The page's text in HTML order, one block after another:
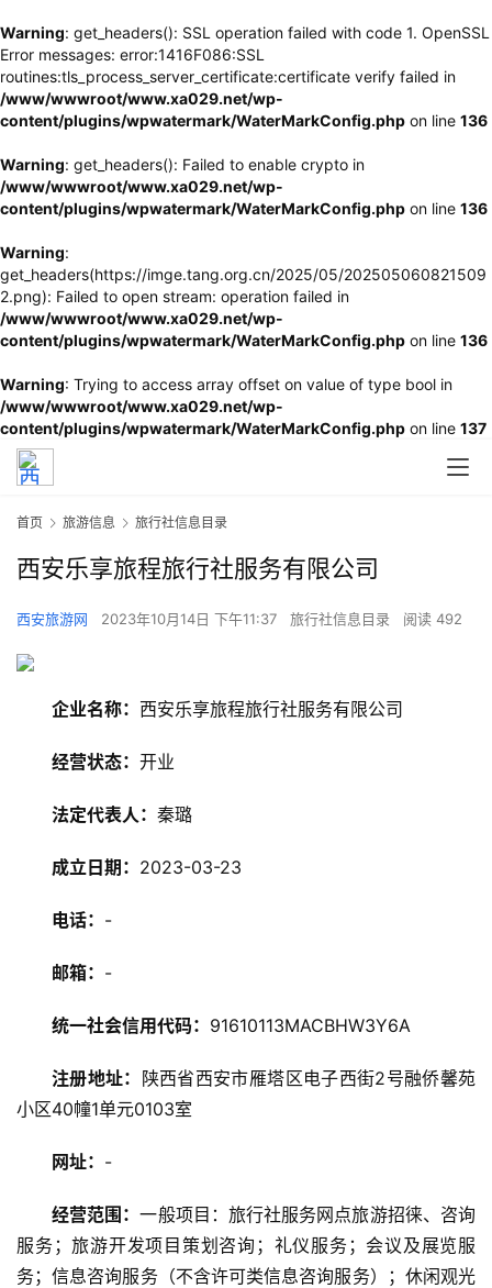
Warning: get_headers(): SSL operation failed with code 1. OpenSSL
Error messages: error:1416F086:SSL
routines:tls_process_server_certificate:certificate verify failed in
/www/wwwroot/www.xa029.net/wp-
content/plugins/wpwatermark/WaterMarkConfig.php on line 136
Warning: get_headers(): Failed to enable crypto in
/www/wwwroot/www.xa029.net/wp-
content/plugins/wpwatermark/WaterMarkConfig.php on line 136
Warning:
get_headers(https://imge.tang.org.cn/2025/05/202505060821509
2.png): Failed to open stream: operation failed in
/www/wwwroot/www.xa029.net/wp-
content/plugins/wpwatermark/WaterMarkConfig.php on line 136
Warning: Trying to access array offset on value of type bool in
/www/wwwroot/www.xa029.net/wp-
content/plugins/wpwatermark/WaterMarkConfig.php on line 137
讯
略
首页 旅游信息 旅行社信息目录
西安乐享旅程旅行社服务有限公司
西安旅游网 2023年10月14日 下午11:37 旅行社信息目录 阅读 492
企业名称： 西安乐享旅程旅行社服务有限公司
经营状态： 开业
法定代表人： 秦璐
成立日期： 2023-03-23
电话： -
邮箱： -
统一社会信用代码： 91610113MACBHW3Y6A
注册地址：
陕西省西安市雁塔区电子西街2号融侨馨苑
小区40幢1单元0103室
网址： -
经营范围：一般项目：旅行社服务网点旅游招徕、咨询
服务；旅游开发项目策划咨询；礼仪服务；会议及展览服
务；信息咨询服务（不含许可类信息咨询服务）；休闲观光